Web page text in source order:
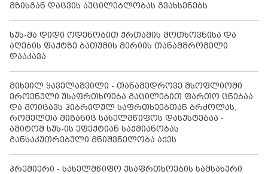
მზისგან დაცვის აუცილებლობას გვახსენებს
სუს-მა დიდი ოდენობით ქრთამის მოთხოვნისა და
აღების ფაქტზე ბათუმის მერიის თანამშრომელი
დააკავა
მიხეილ ყაველაშვილი - თანამედროვე მსოფლიოში
ეროვნული უსაფრთხოება გაცილებით ფართო ცნებაა
და მოიცავს ჰიბრიდულ საფრთხეებთან ბრძოლას,
რომელთა მიზანიც სახელმწიფოს დასუსტებაა -
ამიტომ სუს-ის ეფექტიან საქმიანობას
განსაკუთრებული მნიშვნელობა აქვს
პრემიერი - სახელმწიფო უსაფრთხოების სამსახური